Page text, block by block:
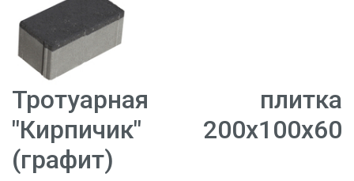
Тротуарная плитка
"Кирпичик" 200х100х60
(графит)